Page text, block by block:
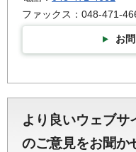
ファックス：048-471-
お
より良いウェブサ
のご意見をお聞か